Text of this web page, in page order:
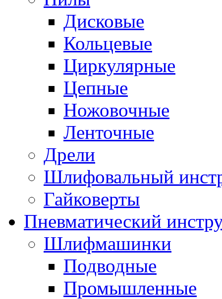
Дисковые
Кольцевые
Циркулярные
Цепные
Ножовочные
Ленточные
Дрели
Шлифовальный
Гайковерты
Пневматический
Шлифмашинки
Подводные
Промышленные